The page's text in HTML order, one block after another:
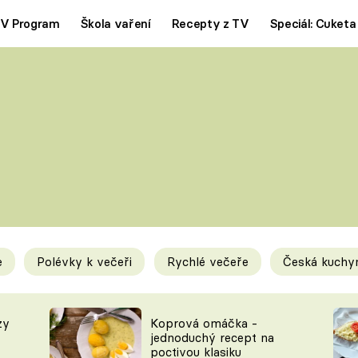
Program Škola vaření Recepty z TV Speciál: Cuketa
Tipy a triky
KAM ZA JÍDLEM
Polévky k večeři Rychlé večeře Česká
Koprová omáčka -
jednoduchý recept na
poctivou klasiku